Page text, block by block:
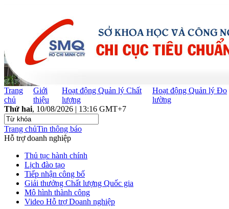
Trang
chủ
Giới
thiệu
Hoạt động Quản lý Chất
lượng
Hoạt động Quản lý Đo
lường
Thứ hai, 10/08/2026 | 13:16 GMT+7
Trang chủTin thông báo
Hỗ trợ doanh nghiệp
Thủ tục hành chính
Lịch đào tạo
Tiếp nhận công bố
Giải thưởng Chất lượng Quốc gia
Mô hình thành công
Video Hỗ trợ Doanh nghiệp